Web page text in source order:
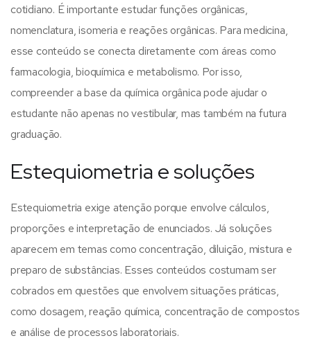
cotidiano. É importante estudar funções orgânicas,
nomenclatura, isomeria e reações orgânicas. Para medicina,
esse conteúdo se conecta diretamente com áreas como
farmacologia, bioquímica e metabolismo. Por isso,
compreender a base da química orgânica pode ajudar o
estudante não apenas no vestibular, mas também na futura
graduação.
Estequiometria e soluções
Estequiometria exige atenção porque envolve cálculos,
proporções e interpretação de enunciados. Já soluções
aparecem em temas como concentração, diluição, mistura e
preparo de substâncias. Esses conteúdos costumam ser
cobrados em questões que envolvem situações práticas,
como dosagem, reação química, concentração de compostos
e análise de processos laboratoriais.